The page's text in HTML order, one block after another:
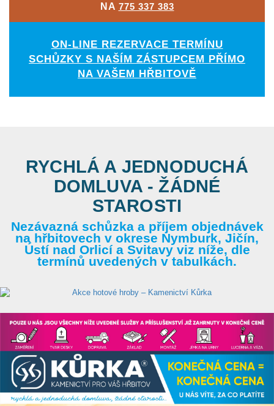
NA 775 337 383
ON-LINE REZERVACE TERMÍNU
SCHŮZKY S NAŠÍM ZÁSTUPCEM PŘÍMO
NA VAŠEM HŘBITOVĚ
RYCHLÁ A JEDNODUCHÁ
DOMLUVA - ŽÁDNÉ
STAROSTI
Nezávazná schůzka a příjem objednávek
na hřbitovech v okrese Nymburk, Jičín,
Ústí nad Orlicí a Svitavy viz níže, dle
termínů uvedených v tabulkách.